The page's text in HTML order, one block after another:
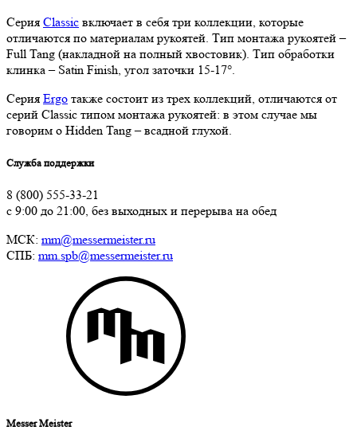
Серия Classic включает в себя три коллекции, которые
отличаются по материалам рукоятей. Тип монтажа рукоятей –
Full Tang (накладной на полный хвостовик). Тип обработки
клинка – Satin Finish, угол заточки 15-17°.
Серия Ergo также состоит из трех коллекций, отличаются от
серий Classic типом монтажа рукоятей: в этом случае мы
говорим о Hidden Tang – всадной глухой.
Служба поддержки
8 (800) 555-33-21
с 9:00 до 21:00, без выходных и перерыва на обед
МСК: mm@messermeister.ru
СПБ: mm.spb@messermeister.ru
Messer Meister